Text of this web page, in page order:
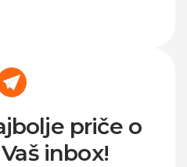
priče o
inbox!